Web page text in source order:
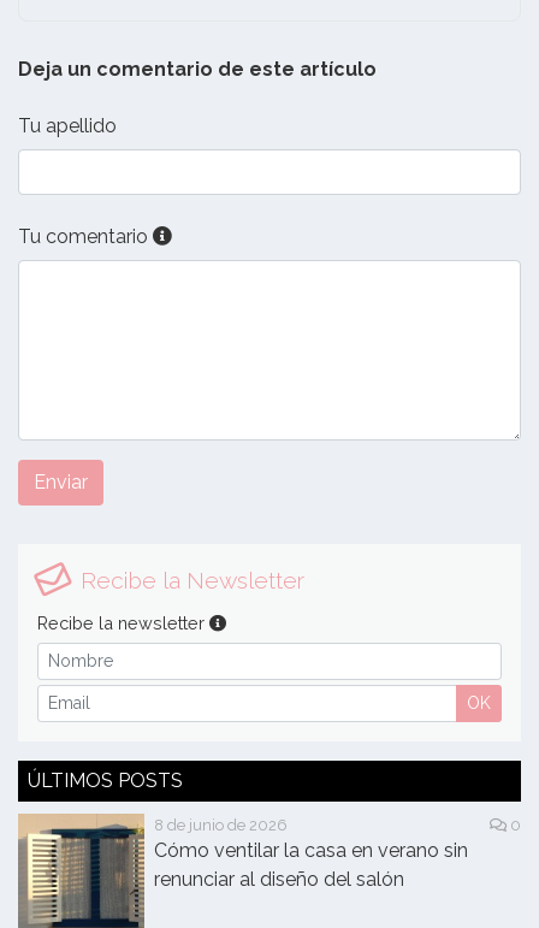
Deja un comentario de este artículo
Tu apellido
Tu comentario
Enviar
Recibe la Newsletter
Recibe la newsletter
OK
ÚLTIMOS POSTS
8 de junio de 2026 0
Cómo ventilar la casa en verano sin
renunciar al diseño del salón